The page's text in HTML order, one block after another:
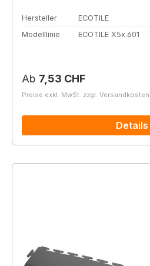
Hersteller
ECOTILE
Modelllinie
ECOTILE X5x.601
Regulärer Preis:
Ab 7,53 CHF
Preise exkl. MwSt. zzgl. Versandkosten
Details